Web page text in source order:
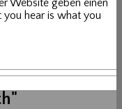
Website geben einen
you hear is what you